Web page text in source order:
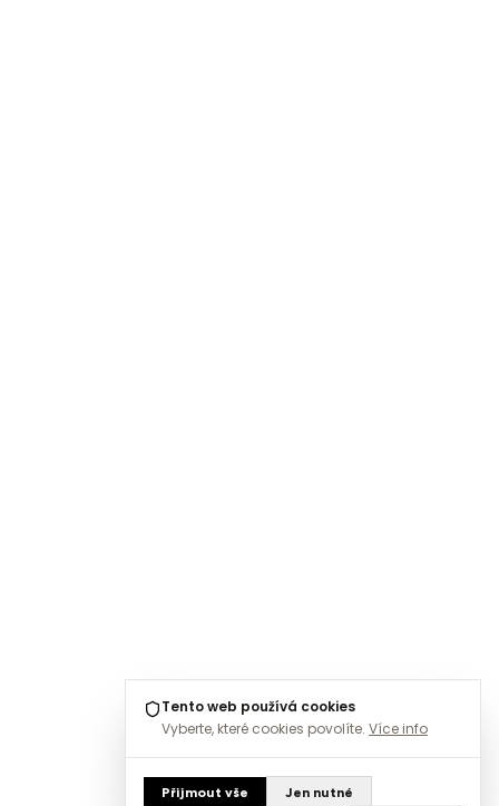
Tento web používá cookies
Vyberte, které cookies povolíte. Více info
Přijmout vše
Jen nutné